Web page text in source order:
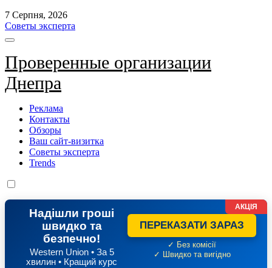
7 Серпня, 2026
Советы эксперта
Проверенные организации
Днепра
Реклама
Контакты
Обзоры
Ваш сайт-визитка
Советы эксперта
Trends
Надішли гроші
швидко та
безпечно!
Western Union • За 5
хвилин • Кращий курс
ПЕРЕКАЗАТИ ЗАРАЗ
✓ Без комісії
✓ Швидко та вигідно
АКЦІЯ